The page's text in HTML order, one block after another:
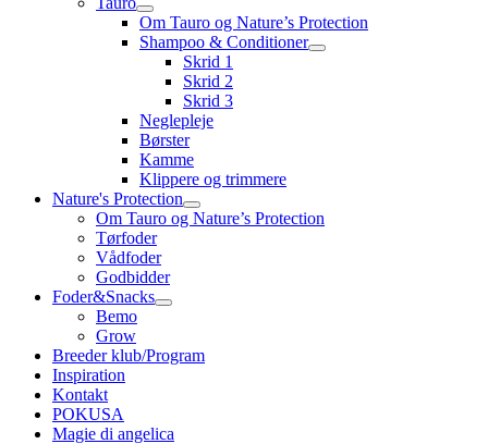
Om Tauro og Nature’s Protection
Shampoo & Conditioner
Skrid 1
Skrid 2
Skrid 3
Neglepleje
Børster
Kamme
Klippere og trimmere
Nature's Protection
Om Tauro og Nature’s Protection
Tørfoder
Vådfoder
Godbidder
Foder&Snacks
Bemo
Grow
Breeder klub/Program
Inspiration
Kontakt
POKUSA
Magie di angelica